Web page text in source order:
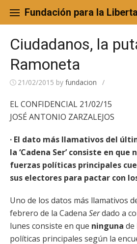
content
Fundación para la
Ciudadanos, la
Ramoneta
21/02/2015 by fundacion /
EL CONFIDENCIAL 21/02/15
JOSÉ ANTONIO ZARZALEJOS
· El dato más llamativos del
la ‘Cadena Ser’ consiste en que
fuerzas políticas principales
sus electores para pactar con
Uno de los datos más llamativos
febrero de la Cadena Serdado a
lunes consiste en que ninguna de
políticas principales según la